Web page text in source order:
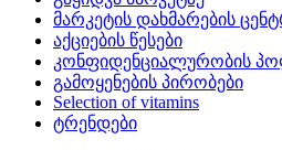
მარკეტის დახმარების
აქციების წესები
კონფიდენციალურობის
გამოყენების პირობები
Selection of vitamins
ტრენდები